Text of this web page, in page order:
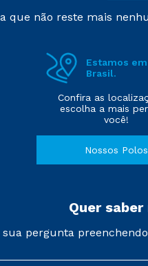
que não reste mais
Estamos
Brasil.
Confira as
escolha a mais
você!
Nossos Polos
Quer
sua pergunta